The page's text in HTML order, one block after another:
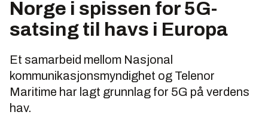
Norge i spissen for 5G-
satsing til havs i Europa
Et samarbeid mellom Nasjonal
kommunikasjonsmyndighet og Telenor
Maritime har lagt grunnlag for 5G på verdens
hav.